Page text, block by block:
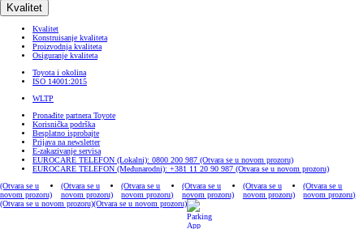
Kvalitet
Kvalitet
Konstruisanje kvaliteta
Proizvodnja kvaliteta
Osiguranje kvaliteta
Toyota i okolina
ISO 14001:2015
WLTP
Pronađite partnera Toyote
Korisnička podrška
Besplatno isprobajte
Prijava na newsletter
E-zakazivanje servisa
EUROCARE TELEFON (Lokalni): 0800 200 987 (Otvara se u novom prozoru)
EUROCARE TELEFON (Međunarodni): +381 11 20 90 987 (Otvara se u novom prozoru)
(Otvara se u
novom prozoru)
(Otvara se u
novom prozoru)
(Otvara se u
novom prozoru)
(Otvara se u
novom prozoru)
(Otvara se u
novom prozoru)
(Otvara se u
novom prozoru)
(Otvara se u novom prozoru)(Otvara se u novom prozoru)